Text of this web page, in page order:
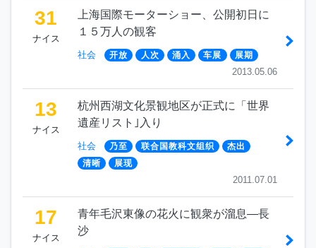
31
ナイス
上海国際モーターショー、公開初日に
１５万人の観客
社会 开放 人次 涌入 车展 展期
2013.05.06
13
ナイス
杭州西湖文化景観地区が正式に「世界
遺産リスト｣入り
社会 乃至 联合国教科文组织
杰出
清晰
展现
2011.07.01
17
ナイス
青年毛沢東像の花火に観衆が溜息―長
沙